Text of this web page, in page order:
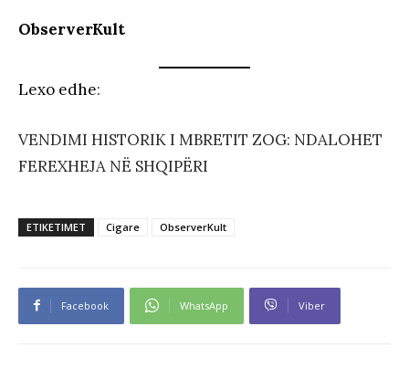
ObserverKult
Lexo edhe:
VENDIMI HISTORIK I MBRETIT ZOG: NDALOHET
FEREXHEJA NË SHQIPËRI
ETIKETIMET Cigare ObserverKult
Facebook WhatsApp Viber